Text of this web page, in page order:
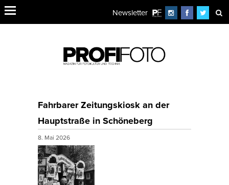
Newsletter
Fahrbarer Zeitungskiosk an der
Hauptstraße in Schöneberg
8. Mai 2026